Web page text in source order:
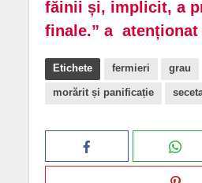
făinii și, implicit, a
finale.” a atenționat
Etichete fermieri grau
morărit și panificație